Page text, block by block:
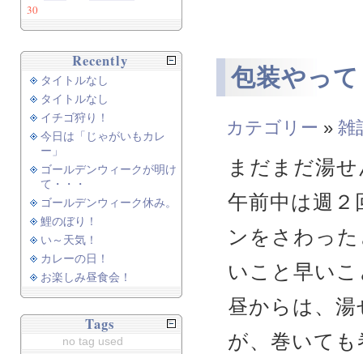
包装やっ
カテゴリー » 雑
まだまだ湯
午前中は週
ンをさわっ
いこと早い
昼からは、
が、巻いて
30
Recently
タイトルなし
タイトルなし
イチゴ狩り！
今日は「じゃがいもカレ
ー」
ゴールデンウィークが明け
て・・・
ゴールデンウィーク休み。
鯉のぼり！
い～天気！
カレーの日！
お楽しみ昼食会！
Tags
no tag used